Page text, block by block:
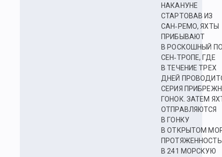
НАКАНУНЕ
СТАРТОВАВ ИЗ
САН‑РЕМО, ЯХТЫ
ПРИБЫВАЮТ
В РОСКОШНЫЙ
СЕН‑ТРОПЕ, ГДЕ
В ТЕЧЕНИЕ ТРЕХ
ДНЕЙ
СЕРИЯ
ГОНОК. ЗАТЕМ
ОТПРАВЛЯЮТСЯ
В ГОНКУ
В ОТКРЫТОМ
В 241 МОРСКУЮ